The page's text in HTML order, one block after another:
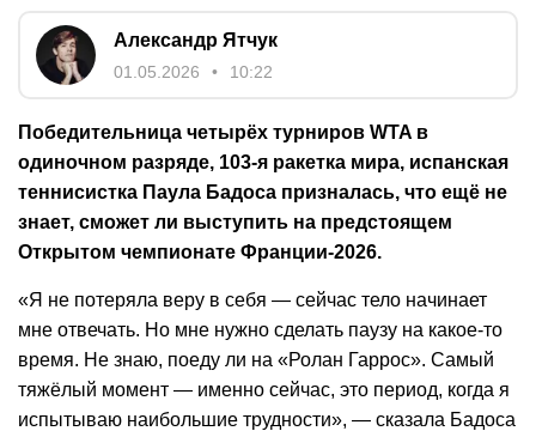
Александр Ятчук
01.05.2026 10:22
Победительница четырёх турниров WTA в
одиночном разряде, 103-я ракетка мира, испанская
теннисистка Паула Бадоса призналась, что ещё не
знает, сможет ли выступить на предстоящем
Открытом чемпионате Франции-2026.
«Я не потеряла веру в себя — сейчас тело начинает
мне отвечать. Но мне нужно сделать паузу на какое‑то
время. Не знаю, поеду ли на «Ролан Гаррос». Самый
тяжёлый момент — именно сейчас, это период, когда я
испытываю наибольшие трудности», — сказала Бадоса